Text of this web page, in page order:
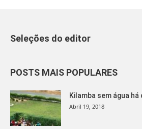
Seleções do editor
POSTS MAIS POPULARES
Kilamba sem água há
Abril 19, 2018